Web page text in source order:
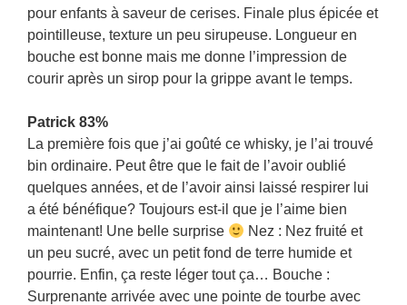
pour enfants à saveur de cerises. Finale plus épicée et
pointilleuse, texture un peu sirupeuse. Longueur en
bouche est bonne mais me donne l’impression de
courir après un sirop pour la grippe avant le temps.
Patrick 83%
La première fois que j’ai goûté ce whisky, je l’ai trouvé
bin ordinaire. Peut être que le fait de l’avoir oublié
quelques années, et de l’avoir ainsi laissé respirer lui
a été bénéfique? Toujours est-il que je l’aime bien
maintenant! Une belle surprise
Nez : Nez fruité et
un peu sucré, avec un petit fond de terre humide et
pourrie. Enfin, ça reste léger tout ça… Bouche :
Surprenante arrivée avec une pointe de tourbe avec